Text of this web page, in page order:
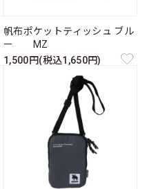
帆布ポケットティッシュ ブル
ー MZ
1,500円(税込1,650円)